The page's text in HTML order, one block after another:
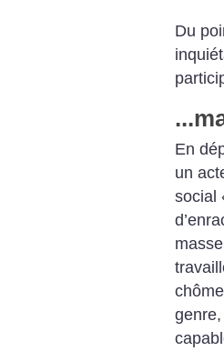
Du
En
un
social